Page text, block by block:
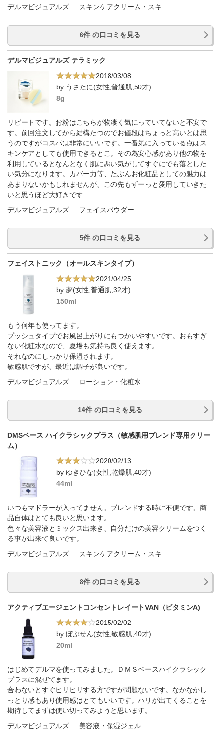
デルマビジュアルズ
6件 の口コミを見る
デルマビジュアルズ テラミック
2018/03/08
by うさたに(女性,普通肌,50才)
8g
リピートです。お粉はこちらが物凄く気にっていてないと不安で
す。前回注文してから結構たつのでお値段はちょっと高いとは思
うのですがコスパは非常にいいです。一番気に入っている点はス
キンケアとしても使用できるとこ。その為安心感があり他の物を
利用しているとなんとなく肌に悪い気がしてすぐにでも落とした
い気分になります。カバー力等、たぶんお化粧品としての魅力は
あまりないかもしれませんが、この先もずーっと愛用していきた
いと思うほど大好きです
デルマビジュアルズ
フェイスパウダー
5件 の口コミを見る
フェイストニック（オールスキンタイプ）
2021/04/25
by 夢(女性,普通肌,32才)
150ml
もう何年も使ってます。
プッシュタイプでお風呂上がりにもつかいやすいです。おもすぎ
ない化粧水なので、夏場も気持ち良く使えます。
それなのにしっかり保湿されます。
敏感肌ですが、最近は調子が良いです。
デルマビジュアルズ
ローション・化粧水
14件 の口コミを見る
DMSベース ハイクラシックプラス（敏感肌用ブレンド専用クリー
ム）
2020/02/13
by ゆきひな(女性,乾燥肌,40才)
44ml
いつもマドラーが入ってません。ブレンドする時に不便です。商
品自体はとても良いと思います。
色々な美容液とミックス出来き、自分だけの美容クリームをつく
る事が出来て良いです。
デルマビジュアルズ
8件 の口コミを見る
アクティブエージェントコンセントレイートVAN（ビタミンA)
2015/02/02
by ぼぶせん(女性,敏感肌,40才)
20ml
はじめてデルマを使ってみました。ＤＭＳベースハイクラシック
プラスに混ぜてます。
合わないとすぐピリピリする方ですが問題ないです。なかなかし
っとり感もあり使用感はとてもいいです。ハリが出てくることを
期待してまずは使い切ってみようと思います。
デルマビジュアルズ
美容液・保湿ジェル